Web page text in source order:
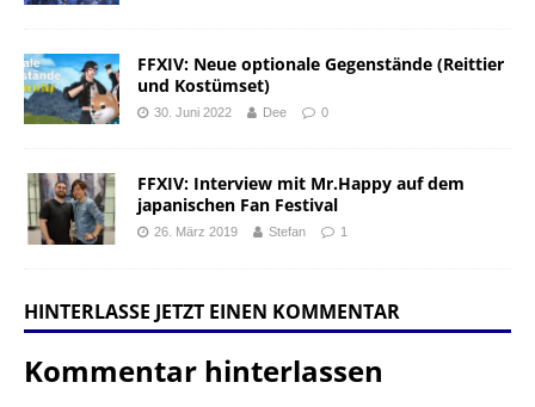
FFXIV: Neue optionale Gegenstände (Reittier
und Kostümset)
30. Juni 2022 Dee 0
FFXIV: Interview mit Mr.Happy auf dem
japanischen Fan Festival
26. März 2019 Stefan 1
HINTERLASSE JETZT EINEN KOMMENTAR
Kommentar hinterlassen